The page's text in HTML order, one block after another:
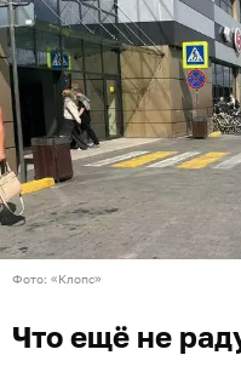
Фото: «Клопс»
Что ещё не